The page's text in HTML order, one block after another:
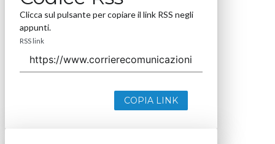
Clicca sul pulsante per copiare il link RSS negli
appunti.
RSS link
COPIA LINK